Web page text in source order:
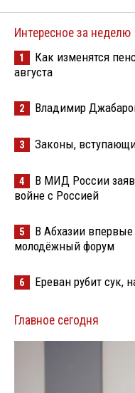
Интересное за неделю
1
Как изменятся
августа
2 Владимир
3 Законы,
4
В МИД России
войне с Россией
5
В Абхазии
молодёжный форум
6 Ереван рубит сук,
Главное сегодня